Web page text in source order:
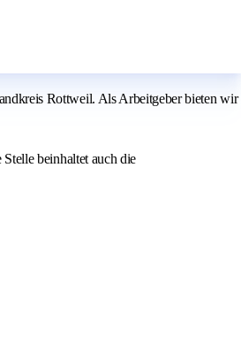
Rottweil. Als Arbeitgeber bieten wir
beinhaltet auch die